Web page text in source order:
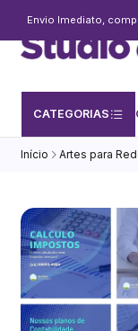
CATEGORIAS
Envio Imediato,
Início Artes para